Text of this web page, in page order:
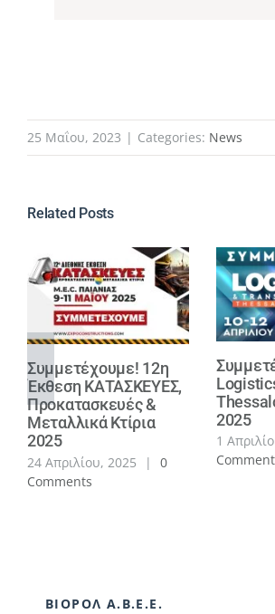
25 Μαΐου, 2023 | Categories: News
Related Posts
Συμμετέχουμε! 12η
Έκθεση ΚΑΤΑΣΚΕΥΕΣ,
Προκατασκευές &
Μεταλλικά Κτίρια
2025
24 Απριλίου, 2025 |
0
Comments
2025
1
ΒΙΟΡΟΛ Α.Β.Ε.Ε.